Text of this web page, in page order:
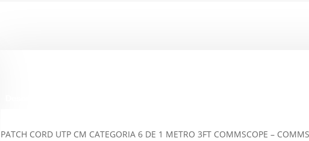
PATCH CORD UTP CM CATEGORIA 6 DE 1 METRO 3FT COMMSCOPE –